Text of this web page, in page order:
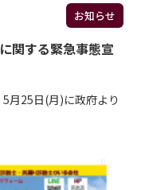
お知らせ
関する緊急事態宣
月25日(月)に政府より